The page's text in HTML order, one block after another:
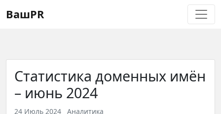
Регистрация
ВашPR
Статистика доменных имён
– июнь 2024
24 Июль 2024 Аналитика